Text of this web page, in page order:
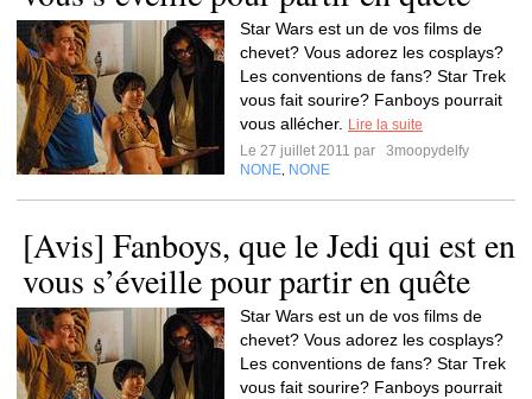
Star Wars est un de vos films de
chevet? Vous adorez les cosplays?
Les conventions de fans? Star Trek
vous fait sourire? Fanboys pourrait
vous allécher.
Lire la suite
Le 27 juillet 2011 par
3moopydelfy
NONE NONE
[Avis] Fanboys, que le Jedi qui est en
vous s’éveille pour partir en quête
Star Wars est un de vos films de
chevet? Vous adorez les cosplays?
Les conventions de fans? Star Trek
vous fait sourire? Fanboys pourrait